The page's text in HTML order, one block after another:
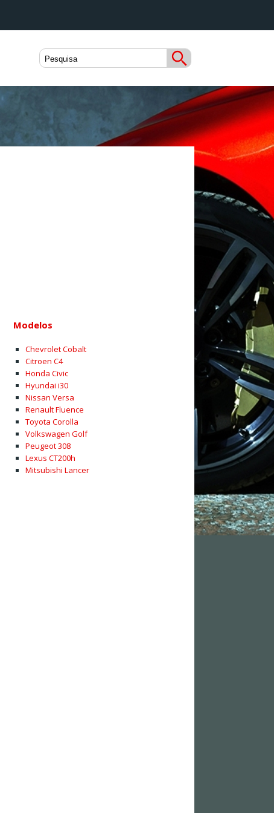
Modelos
Chevrolet Cobalt
Citroen C4
Honda Civic
Hyundai i30
Nissan Versa
Renault Fluence
Toyota Corolla
Volkswagen Golf
Peugeot 308
Lexus CT200h
Mitsubishi Lancer